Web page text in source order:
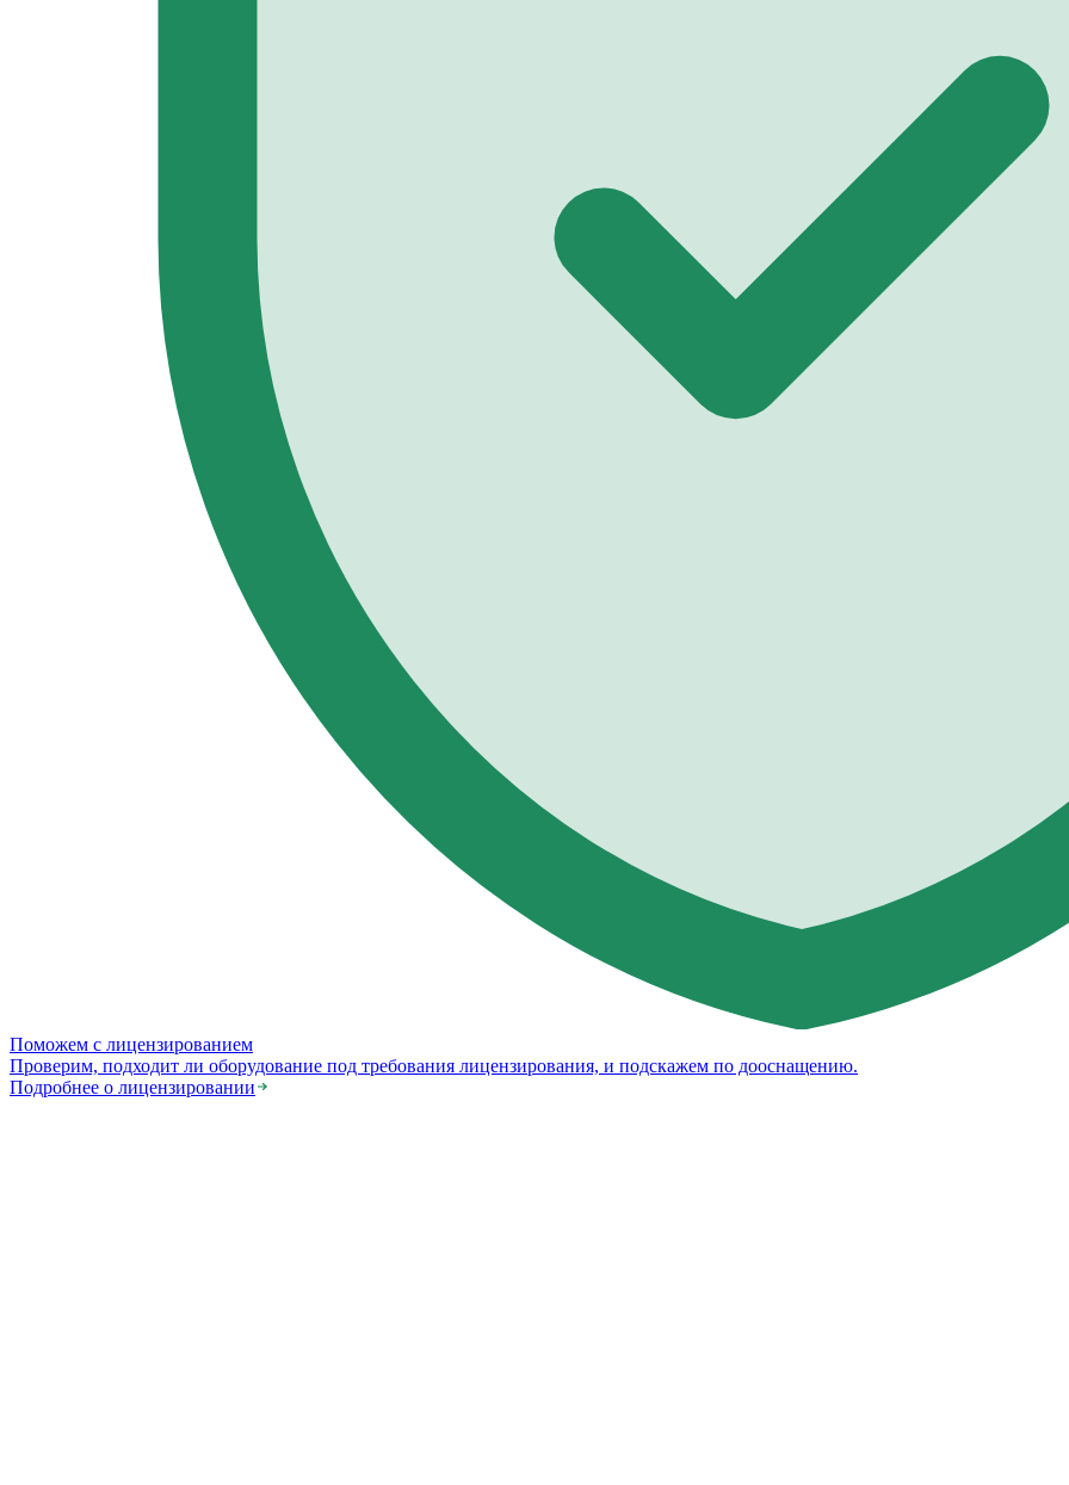
Поможем с лицензированием
Проверим, подходит ли оборудование под требования лицензирования, и подскажем по дооснащению.
Подробнее о лицензировании